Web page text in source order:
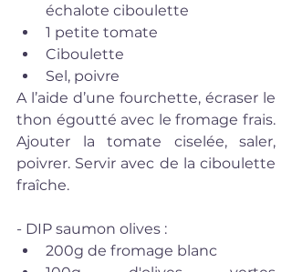
échalote ciboulette
1 petite tomate
Ciboulette
Sel, poivre
A l’aide d’une fourchette, écraser le
thon égoutté avec le fromage frais.
Ajouter la tomate ciselée, saler,
poivrer. Servir avec de la ciboulette
fraîche.
- DIP saumon olives :
200g de fromage blanc